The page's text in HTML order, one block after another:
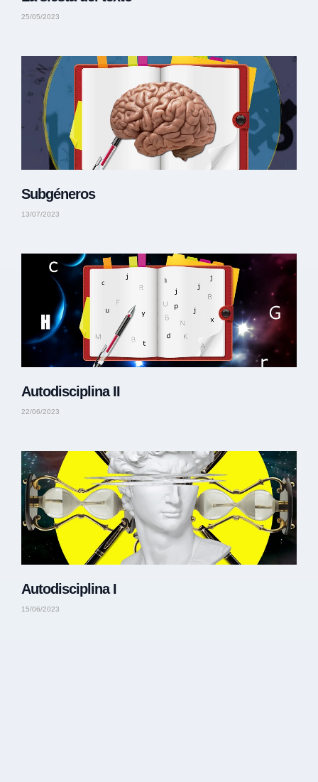
25/05/2023
Subgéneros
13/07/2023
Autodisciplina II
22/06/2023
Autodisciplina I
15/06/2023